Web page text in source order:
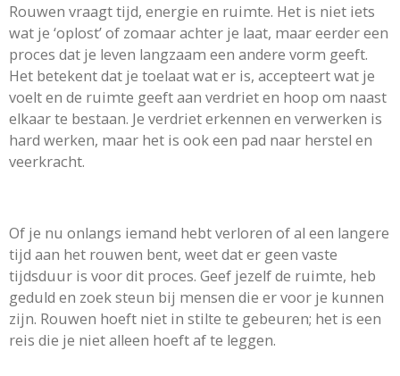
Rouwen vraagt tijd, energie en ruimte. Het is niet iets
wat je ‘oplost’ of zomaar achter je laat, maar eerder een
proces dat je leven langzaam een andere vorm geeft.
Het betekent dat je toelaat wat er is, accepteert wat je
voelt en de ruimte geeft aan verdriet en hoop om naast
elkaar te bestaan. Je verdriet erkennen en verwerken is
hard werken, maar het is ook een pad naar herstel en
veerkracht.
Of je nu onlangs iemand hebt verloren of al een langere
tijd aan het rouwen bent, weet dat er geen vaste
tijdsduur is voor dit proces. Geef jezelf de ruimte, heb
geduld en zoek steun bij mensen die er voor je kunnen
zijn. Rouwen hoeft niet in stilte te gebeuren; het is een
reis die je niet alleen hoeft af te leggen.